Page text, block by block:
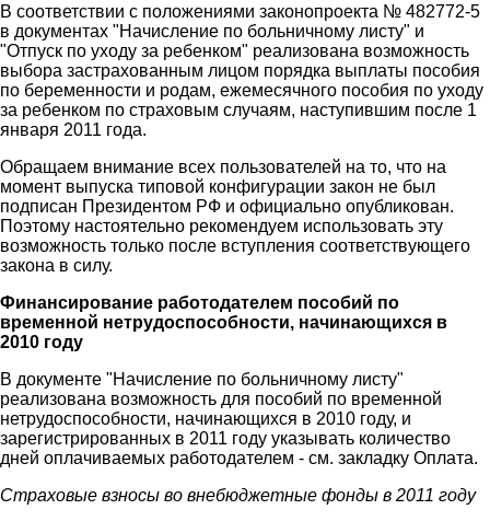
В соответствии с положениями законопроекта № 482772-5
в документах "Начисление по больничному листу" и
"Отпуск по уходу за ребенком" реализована возможность
выбора застрахованным лицом порядка выплаты пособия
по беременности и родам, ежемесячного пособия по уходу
за ребенком по страховым случаям, наступившим после 1
января 2011 года.
Обращаем внимание всех пользователей на то, что на
момент выпуска типовой конфигурации закон не был
подписан Президентом РФ и официально опубликован.
Поэтому настоятельно рекомендуем использовать эту
возможность только после вступления соответствующего
закона в силу.
Финансирование работодателем пособий по
временной нетрудоспособности, начинающихся в
2010 году
В документе "Начисление по больничному листу"
реализована возможность для пособий по временной
нетрудоспособности, начинающихся в 2010 году, и
зарегистрированных в 2011 году указывать количество
дней оплачиваемых работодателем - см. закладку Оплата.
Страховые взносы во внебюджетные фонды в 2011 году